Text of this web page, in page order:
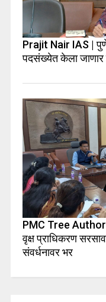
Prajit Nair IAS | पुणे
पदसंख्येत केला
PMC Tree
वृक्ष प्राधिकरण
संवर्धनावर भर